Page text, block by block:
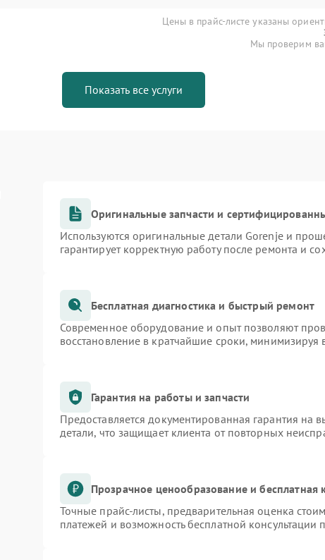
Цены в прайс-листе указаны
Мы проверим
Показать все услуги
Оригинальные запчасти и
Используются оригинальные детали Gorenje и
гарантирует корректную работу после ремонта и
Бесплатная диагностика и быстрый ремонт
Современное оборудование и опыт позволяют
восстановление в кратчайшие сроки, минимизируя
Гарантия на работы и запчасти
Предоставляется документированная гарантия
детали, что защищает клиента от повторных
Прозрачное ценообразование и бесплатная
Точные прайс-листы, предварительная оценка
платежей и возможность бесплатной консультации